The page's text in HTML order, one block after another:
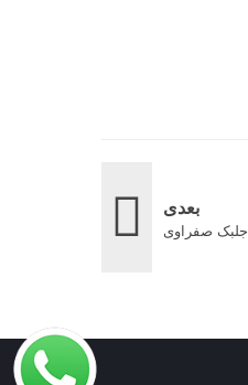
بعدی
جلبک صفراوی